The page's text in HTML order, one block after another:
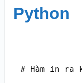
Python
# Hàm in ra